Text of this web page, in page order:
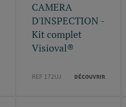
CAMERA
D'INSPECTION -
Kit complet
Visioval®
REF 172UJ DÉCOUVRIR